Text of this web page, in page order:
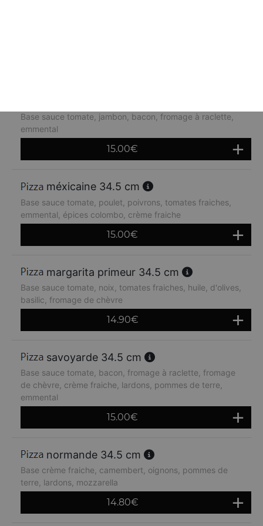
Base sauce tomate, jambon, bacon, fromage à raclette,
emmental
15.00€
méxicaine 34.5 cm
Base sauce tomate, poulet, poivrons, tomates fraiches,
emmental, épices colombo, crème fraiche
15.00€
margarita primeur 34.5 cm
Base sauce tomate, noix, tomates fraiches, huile, d'olives,
basilic, fromage de chèvre
14.90€
savoyarde 34.5 cm
Base sauce tomate, bacon, fromage à raclette, fromage
de chèvre, crème fraiche, lardons, pommes de terre,
emmental
15.00€
normande 34.5 cm
Base crème fraiche, camembert, oignons, pommes de
terre, lardons, mozzarella
14.80€